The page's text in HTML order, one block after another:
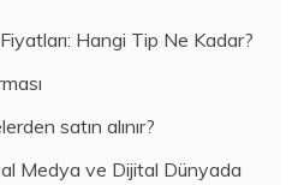
Hangi Tip Ne Kadar?
satın alınır?
Medya ve Dijital Dünyada